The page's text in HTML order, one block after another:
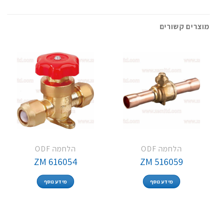
מוצרים קשורים
הלחמה ODF
ZM 516059
מידע נוסף
הלחמה ODF
ZM 616054
מידע נוסף